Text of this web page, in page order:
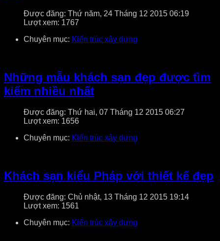
Được đăng: Thứ năm, 24 Tháng 12 2015 06:19
Lượt xem: 1767
Chuyên mục: Kiến trúc xây dựng
Những mẫu khách sạn đẹp được tìm
kiếm nhiều nhất
Được đăng: Thứ hai, 07 Tháng 12 2015 06:27
Lượt xem: 1656
Chuyên mục: Kiến trúc xây dựng
Khách sạn kiểu Pháp với thiết kế đẹp
Được đăng: Chủ nhật, 13 Tháng 12 2015 19:14
Lượt xem: 1561
Chuyên mục: Kiến trúc xây dựng